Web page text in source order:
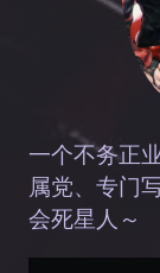
一个不务正
属党、专门
会死星人～